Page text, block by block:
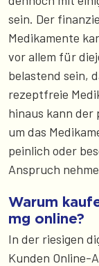
sein. Der
Medikamente
vor allem für
belastend sein,
rezeptfreie
hinaus kann der
um das
peinlich oder
Anspruch
Warum
mg online?
In der riesigen
Kunden Online-